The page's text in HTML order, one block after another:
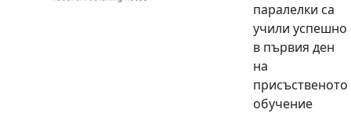
паралелки са
учили успешно
в първия ден
на
присъственото
обучение